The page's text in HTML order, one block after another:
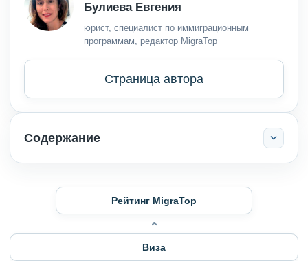
Булиева Евгения
юрист, специалист по иммиграционным
программам, редактор MigraTop
Страница автора
Содержание
Рейтинг MigraTop
Виза